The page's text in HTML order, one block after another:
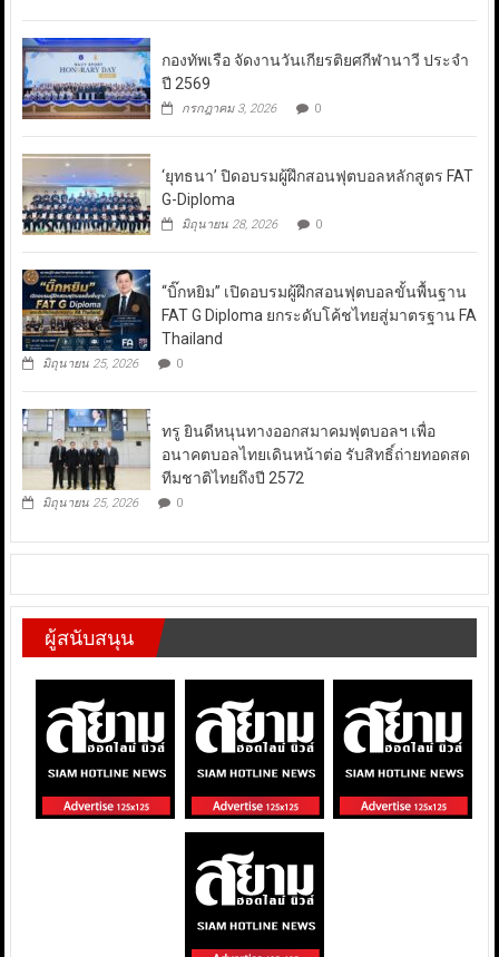
กองทัพเรือ จัดงานวันเกียรติยศกีฬานาวี ประจำ
ปี 2569
กรกฎาคม 3, 2026 0
‘ยุทธนา’ ปิดอบรมผู้ฝึกสอนฟุตบอลหลักสูตร FAT
G-Diploma
มิถุนายน 28, 2026 0
“บิ๊กหยิม” เปิดอบรมผู้ฝึกสอนฟุตบอลขั้นพื้นฐาน
FAT G Diploma ยกระดับโค้ชไทยสู่มาตรฐาน FA
Thailand
มิถุนายน 25, 2026 0
ทรู ยินดีหนุนทางออกสมาคมฟุตบอลฯ เพื่อ
อนาคตบอลไทยเดินหน้าต่อ รับสิทธิ์ถ่ายทอดสด
ทีมชาติไทยถึงปี 2572
มิถุนายน 25, 2026 0
ผู้สนับสนุน